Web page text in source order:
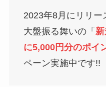
2023年8月にリリー
大盤振る舞いの「
に5,000円分のポイ
ペーン実施中です!!